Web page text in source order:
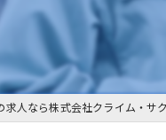
求人なら株式会社クライム・サ